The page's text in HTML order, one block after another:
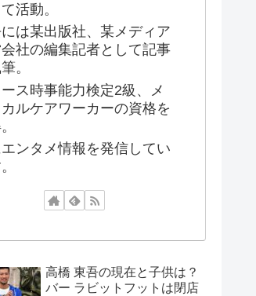
活動。
は某出版社、某メディア
社の編集記者として記事
。
ス時事能力検定2級、メ
ルケアワーカーの資格を
ンタメ情報を発信してい
高橋 東吾の現在と子供は？
バー ラビットフットは閉店